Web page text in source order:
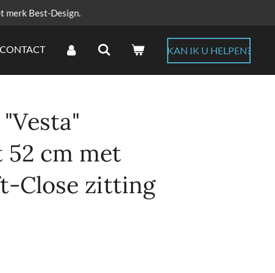
merk Best-Design.
CONTACT KAN IK U HELPEN?
52 cm met
Close zitting